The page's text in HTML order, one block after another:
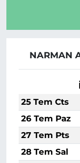
NARMAN
25 Tem Cts
26 Tem Paz
27 Tem Pts
28 Tem Sal